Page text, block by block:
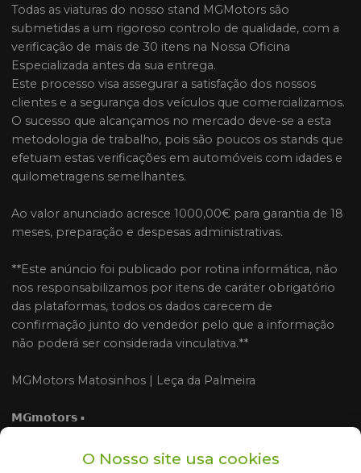
Todas as viaturas do nosso stand MGMotors são
submetidas a um rigoroso controlo de qualidade, com a
verificação de mais de 30 itens na Nossa Oficina
Especializada antes da sua entrega.
Este processo visa assegurar a satisfação dos nossos
clientes e a segurança dos veículos que comercializamos.
O sucesso que alcançamos no mercado deve-se a esta
metodologia de trabalho, pois são poucos os stands que
efetuam estas verificações em automóveis com idades e
quilometragens semelhantes.
Ao valor anunciado acresce 1000,00€ para garantia de 18
meses, preparação e despesas administrativas.
**Este anúncio foi publicado por rotina informática, não
nos responsabilizamos por itens de caráter obrigatório
das plataformas, todos os dados carecem de
confirmação junto do vendedor pelo que a informação
não poderá ser considerada vinculativa.**
MGMotors Matosinhos | Leça da Palmeira
𝗠𝗚𝗺𝗼𝘁𝗼𝗿𝘀 ▪
#mgmotorsmatosinhos #automoveisemportugal
O Nosso site usa cookies